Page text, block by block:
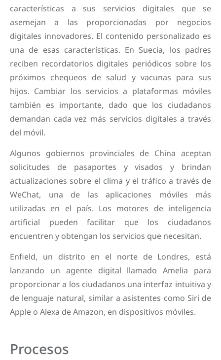
características a sus servicios digitales que se
asemejan a las proporcionadas por negocios
digitales innovadores. El contenido personalizado es
una de esas características. En Suecia, los padres
reciben recordatorios digitales periódicos sobre los
próximos chequeos de salud y vacunas para sus
hijos. Cambiar los servicios a plataformas móviles
también es importante, dado que los ciudadanos
demandan cada vez más servicios digitales a través
del móvil.
Algunos gobiernos provinciales de China aceptan
solicitudes de pasaportes y visados y brindan
actualizaciones sobre el clima y el tráfico a través de
WeChat, una de las aplicaciones móviles más
utilizadas en el país. Los motores de inteligencia
artificial pueden facilitar que los ciudadanos
encuentren y obtengan los servicios que necesitan.
Enfield, un distrito en el norte de Londres, está
lanzando un agente digital llamado Amelia para
proporcionar a los ciudadanos una interfaz intuitiva y
de lenguaje natural, similar a asistentes como Siri de
Apple o Alexa de Amazon, en dispositivos móviles.
Procesos